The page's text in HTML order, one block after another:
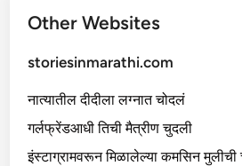
Other Websites
storiesinmarathi.com
नात्यातील दीदीला लग्नात चोदलं
गर्लफ्रेंडआधी तिची मैत्रीण चुदली
इंस्टाग्रामवरून मिळालेल्या कमसिन